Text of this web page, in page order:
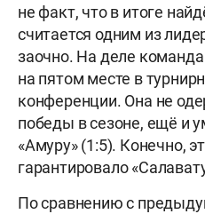
не факт, что в итоге
считается одним из
заочно. На деле
на пятом месте в
конференции. Она не
победы в сезоне, ещё и
«Амуру» (1:5). Конечно,
гарантировало
По сравнению с